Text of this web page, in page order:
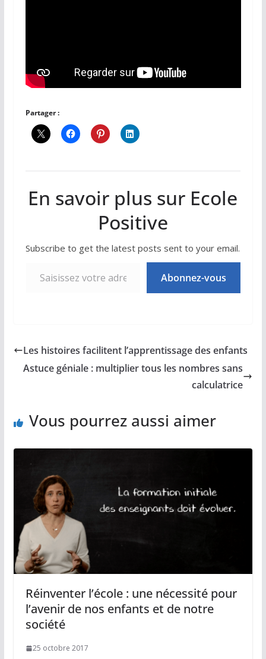
Partager :
En savoir plus sur Ecole
Positive
Subscribe to get the latest posts sent to your email.
Abonnez-vous
Les histoires facilitent l’apprentissage des enfants
Astuce géniale : multiplier tous les nombres sans
calculatrice
Vous pourrez aussi aimer
Réinventer l’école : une nécessité pour
l’avenir de nos enfants et de notre
société
25 octobre 2017